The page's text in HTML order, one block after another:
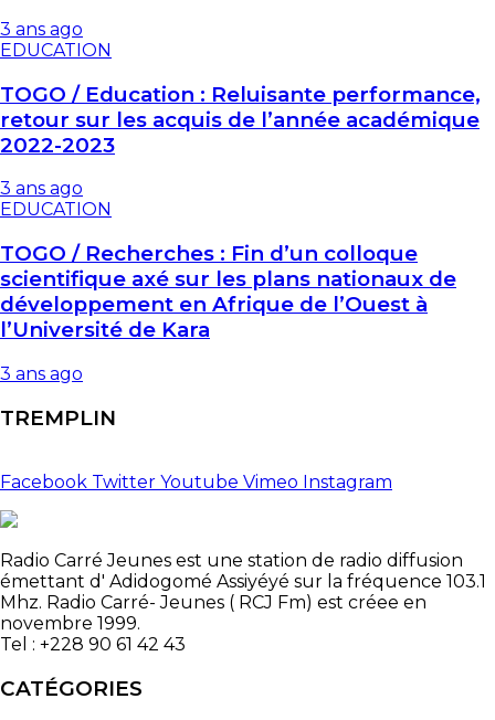
3 ans ago
EDUCATION
TOGO / Education : Reluisante performance,
retour sur les acquis de l’année académique
2022-2023
3 ans ago
EDUCATION
TOGO / Recherches : Fin d’un colloque
scientifique axé sur les plans nationaux de
développement en Afrique de l’Ouest à
l’Université de Kara
3 ans ago
TREMPLIN
Facebook Twitter Youtube Vimeo Instagram
Radio Carré Jeunes est une station de radio diffusion
émettant d' Adidogomé Assiyéyé sur la fréquence 103.1
Mhz. Radio Carré- Jeunes ( RCJ Fm) est créee en
novembre 1999.
Tel : +228 90 61 42 43
CATÉGORIES